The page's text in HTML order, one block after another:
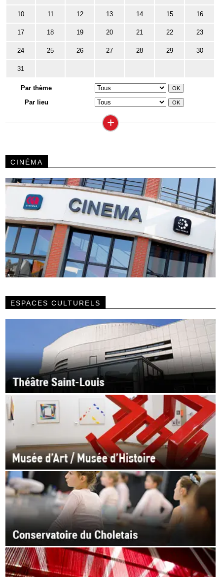
10 11 12 13 14 15 16
17 18 19 20 21 22 23
24 25 26 27 28 29 30
31
Par thème
Par lieu
+
CINÉMA
ESPACES CULTURELS